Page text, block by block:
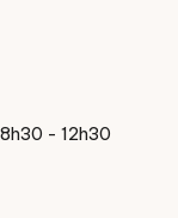
- 12h30